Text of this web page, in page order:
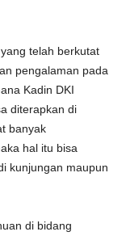
telah berkutat
pengalaman pada
Kadin DKI
diterapkan di
banyak
hal itu bisa
kunjungan maupun
di bidang